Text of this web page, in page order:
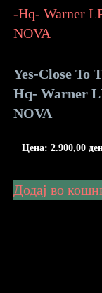
Yes-Close To
Hq- Warner
NOVA
Цена: 2.900,00
Додај во